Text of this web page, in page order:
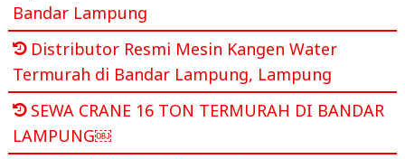
Bandar Lampung
Distributor Resmi Mesin Kangen Water
Termurah di Bandar Lampung, Lampung
SEWA CRANE 16 TON TERMURAH DI BANDAR
LAMPUNG￼